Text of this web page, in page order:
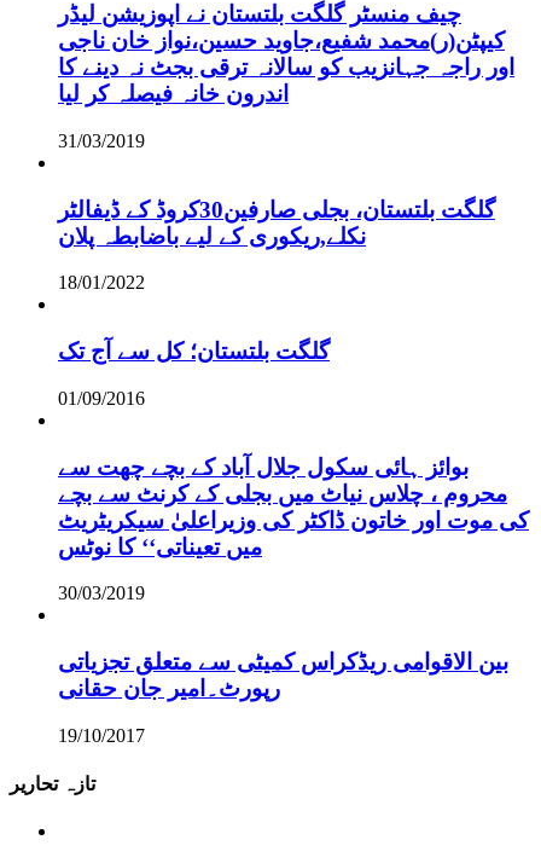
چیف منسٹر گلگت بلتستان نے اپوزیشن لیڈر
کیپٹن(ر)محمد شفیع،جاوید حسین،نواز خان ناجی
اور راجہ جہانزیب کو سالانہ ترقی بجٹ نہ دینے کا
اندرون خانہ فیصلہ کر لیا
31/03/2019
گلگت بلتستان، بجلی صارفین30کروڈ کے ڈیفالٹر
نکلے,ریکوری کے لیے باضابطہ پلان
18/01/2022
گلگت بلتستان؛ کل سے آج تک
01/09/2016
بوائز ہائی سکول جلال آباد کے بچے چھت سے
محروم ، چلاس نیاٹ میں بجلی کے کرنٹ سے بچے
کی موت اور خاتون ڈاکٹر کی وزیراعلیٰ سیکریٹریٹ
میں تعیناتی‘‘ کا نوٹس
30/03/2019
بین الاقوامی ریڈکراس کمیٹی سے متعلق تجزیاتی
رپورٹ۔امیر جان حقانی
19/10/2017
تازہ تحاریر